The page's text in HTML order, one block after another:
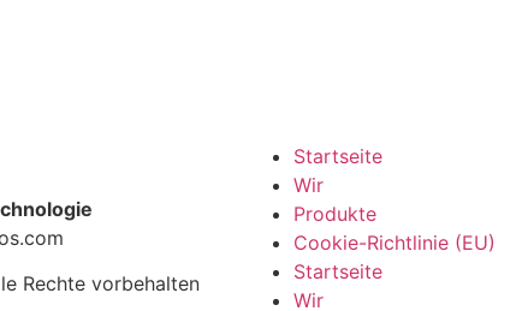
Rechte vorbehalten
Startseite
Wir
Produkte
Cookie-Richtlinie (EU)
Startseite
Wir